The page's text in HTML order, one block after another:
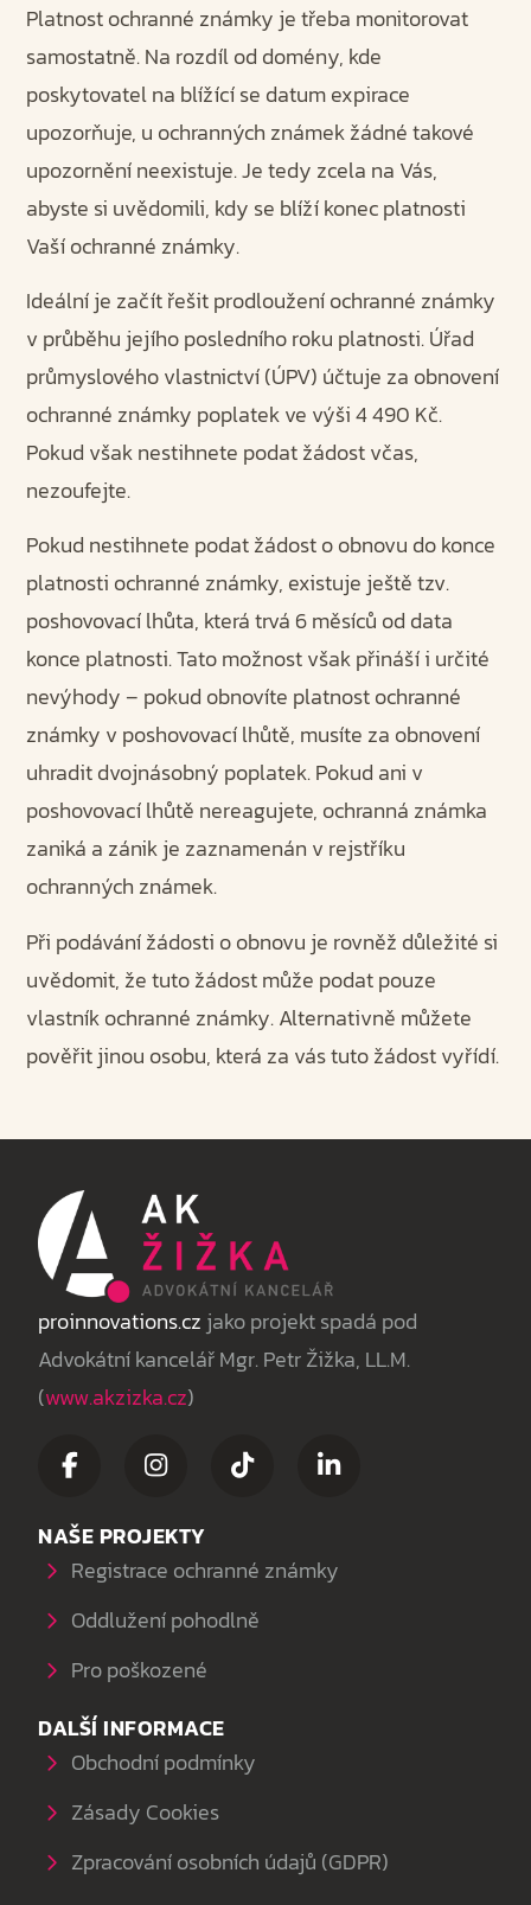
Platnost ochranné známky je třeba monitorovat
samostatně. Na rozdíl od domény, kde
poskytovatel na blížící se datum expirace
upozorňuje, u ochranných známek žádné takové
upozornění neexistuje. Je tedy zcela na Vás,
abyste si uvědomili, kdy se blíží konec platnosti
Vaší ochranné známky.
Ideální je začít řešit prodloužení ochranné známky
v průběhu jejího posledního roku platnosti. Úřad
průmyslového vlastnictví (ÚPV) účtuje za obnovení
ochranné známky poplatek ve výši 4 490 Kč.
Pokud však nestihnete podat žádost včas,
nezoufejte.
Pokud nestihnete podat žádost o obnovu do konce
platnosti ochranné známky, existuje ještě tzv.
poshovovací lhůta, která trvá 6 měsíců od data
konce platnosti. Tato možnost však přináší i určité
nevýhody – pokud obnovíte platnost ochranné
známky v poshovovací lhůtě, musíte za obnovení
uhradit dvojnásobný poplatek. Pokud ani v
poshovovací lhůtě nereagujete, ochranná známka
zaniká a zánik je zaznamenán v rejstříku
ochranných známek.
Při podávání žádosti o obnovu je rovněž důležité si
uvědomit, že tuto žádost může podat pouze
vlastník ochranné známky. Alternativně můžete
pověřit jinou osobu, která za vás tuto žádost vyřídí.
proinnovations.cz jako projekt spadá pod
Advokátní kancelář Mgr. Petr Žižka, LL.M.
(www.akzizka.cz)
NAŠE PROJEKTY
Registrace ochranné známky
Oddlužení pohodlně
Pro poškozené
DALŠÍ INFORMACE
Obchodní podmínky
Zásady Cookies
Zpracování osobních údajů (GDPR)